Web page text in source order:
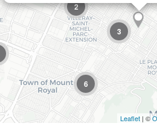
6
3
2
Leaflet | ©